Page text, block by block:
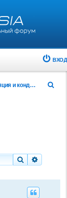
ВХОД
Вентиляция и кондиционирование
Поиск